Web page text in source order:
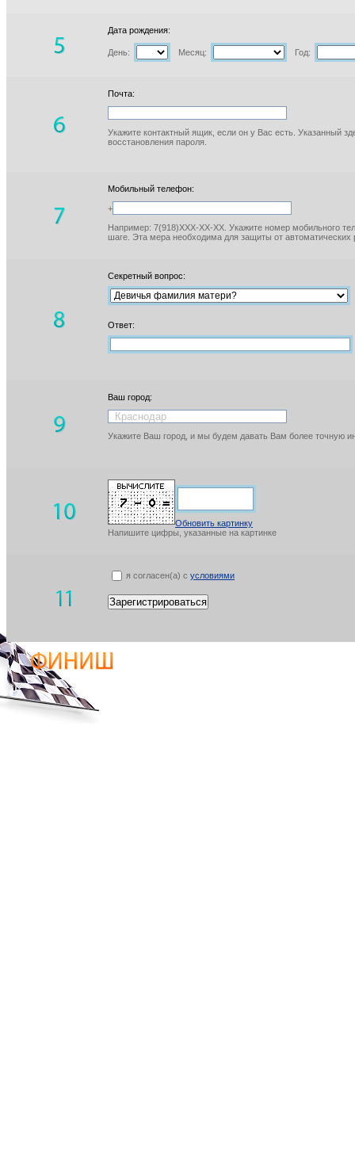
Дата рождения:
День: Месяц: Год:
Почта:
Укажите контактный ящик, если он у Вас есть. Указанный
восстановления пароля.
Мобильный телефон:
+
Например: 7(918)XXX-XX-XX. Укажите номер мобильного
шаге. Эта мера необходима для защиты от автоматических
Секретный вопрос:
Ответ:
Ваш город:
Укажите Ваш город, и мы будем давать Вам более точную
Обновить картинку
Напишите цифры, указанные на картинке
я согласен(а) с условиями
Зарегистрироваться